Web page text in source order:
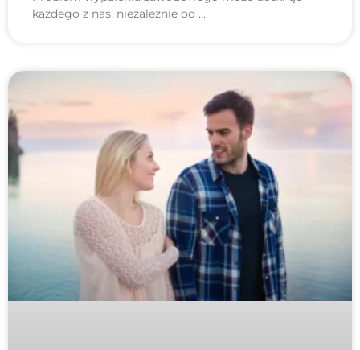
każdego z nas, niezależnie od